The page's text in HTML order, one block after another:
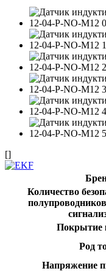
[]
Количество
Покрытие
Род
Напряжение